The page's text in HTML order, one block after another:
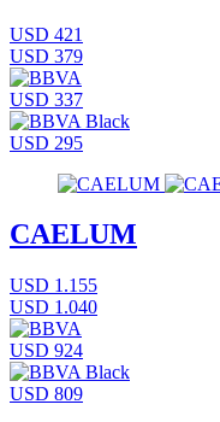
USD 421
USD 379
USD 337
USD 295
CAELUM
USD 1.155
USD 1.040
USD 924
USD 809